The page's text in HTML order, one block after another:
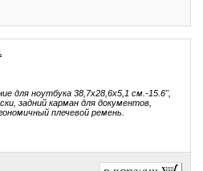
для ноутбука 38,7x28,6x5,1 см.-15.6",
задний карман для документов,
плечевой ремень.